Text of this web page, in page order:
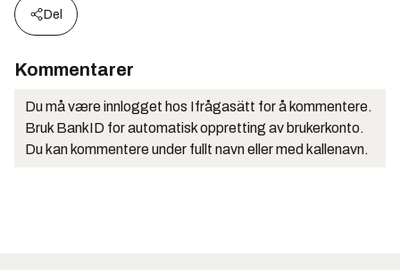
Del
Kommentarer
Du må være innlogget hos Ifrågasätt for å kommentere.
Bruk BankID for automatisk oppretting av brukerkonto.
Du kan kommentere under fullt navn eller med kallenavn.